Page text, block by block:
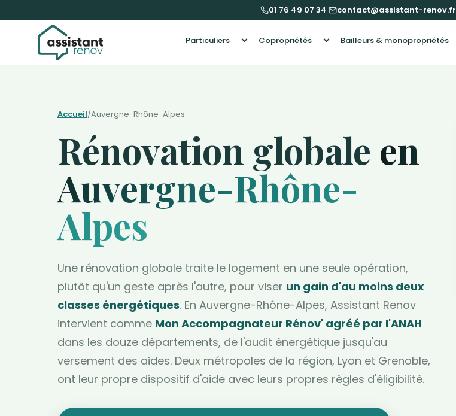
01 76 49 07 34· contact@assistant-renov.fr
Particuliers Copropriétés Bailleurs & monopropriétés
Accueil/Auvergne-Rhône-Alpes
Rénovation globale en
Auvergne-Rhône-
Alpes
Une rénovation globale traite le logement en une seule opération,
plutôt qu'un geste après l'autre, pour viser un gain d'au moins deux
classes énergétiques. En Auvergne-Rhône-Alpes, Assistant Renov
intervient comme Mon Accompagnateur Rénov' agréé par l'ANAH
dans les douze départements, de l'audit énergétique jusqu'au
versement des aides. Deux métropoles de la région, Lyon et Grenoble,
ont leur propre dispositif d'aide avec leurs propres règles d'éligibilité.